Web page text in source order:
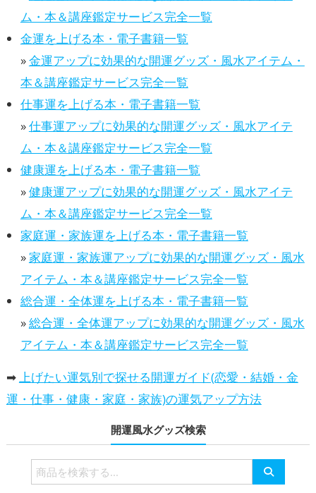
ム・本＆講座鑑定サービス完全一覧
金運を上げる本・電子書籍一覧
»金運アップに効果的な開運グッズ・風水アイテム・
本＆講座鑑定サービス完全一覧
仕事運を上げる本・電子書籍一覧
»仕事運アップに効果的な開運グッズ・風水アイテ
ム・本＆講座鑑定サービス完全一覧
健康運を上げる本・電子書籍一覧
»健康運アップに効果的な開運グッズ・風水アイテ
ム・本＆講座鑑定サービス完全一覧
家庭運・家族運を上げる本・電子書籍一覧
» 家庭運・家族運アップに効果的な開運グッズ・風水
アイテム・本＆講座鑑定サービス完全一覧
総合運・全体運を上げる本・電子書籍一覧
»総合運・全体運アップに効果的な開運グッズ・風水
アイテム・本＆講座鑑定サービス完全一覧
➡上げたい運気別で探せる開運ガイド(恋愛・結婚・金
運・仕事・健康・家庭・家族)の運気アップ方法
開運風水グッズ検索
検
索